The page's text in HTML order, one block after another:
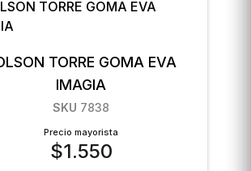
TORRE GOMA EVA
IMAGIA
SKU 7838
Precio mayorista
$1.550